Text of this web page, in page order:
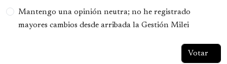
Mantengo una opinión neutra; no he registrado
mayores cambios desde arribada la Gestión Milei